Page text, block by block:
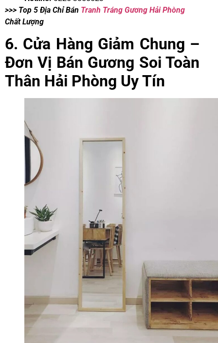
>>> Top 5 Địa Chỉ Bán Tranh Tráng Gương Hải Phòng
Chất Lượng
6. Cửa Hàng Giảm Chung –
Đơn Vị Bán Gương Soi Toàn
Thân Hải Phòng Uy Tín